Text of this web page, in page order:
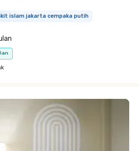
islam jakarta cempaka putih